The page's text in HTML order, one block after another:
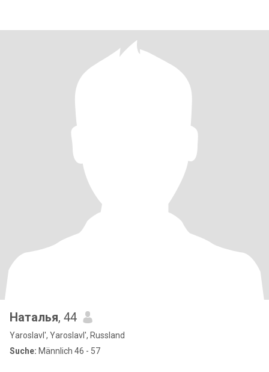
Наталья, 44
Yaroslavl', Yaroslavl', Russland
Suche: Männlich 46 - 57